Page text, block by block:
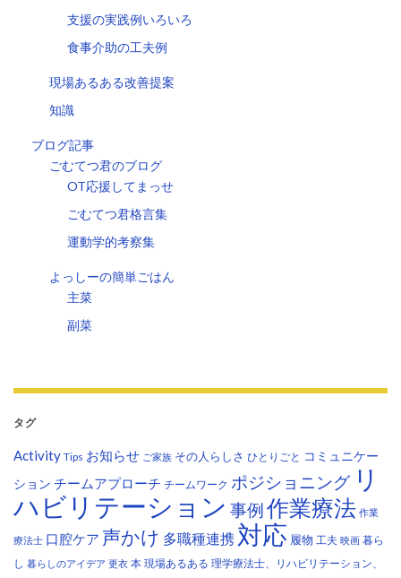
支援の実践例いろいろ
食事介助の工夫例
現場あるある改善提案
知識
ブログ記事
ごむてつ君のブログ
OT応援してまっせ
ごむてつ君格言集
運動学的考察集
よっしーの簡単ごはん
主菜
副菜
タグ
Activity Tips お知らせ ご家族 その人らしさ ひとりごと コミュニケー
ション チームアプローチ チームワーク ポジショニング リ
ハビリテーション 事例作業療法 作業
療法士 口腔ケア 声かけ 多職種連携 対応 履物 工夫 映画 暮ら
し 暮らしのアイデア 更衣 本 現場あるある 理学療法士、リハビリテーション、